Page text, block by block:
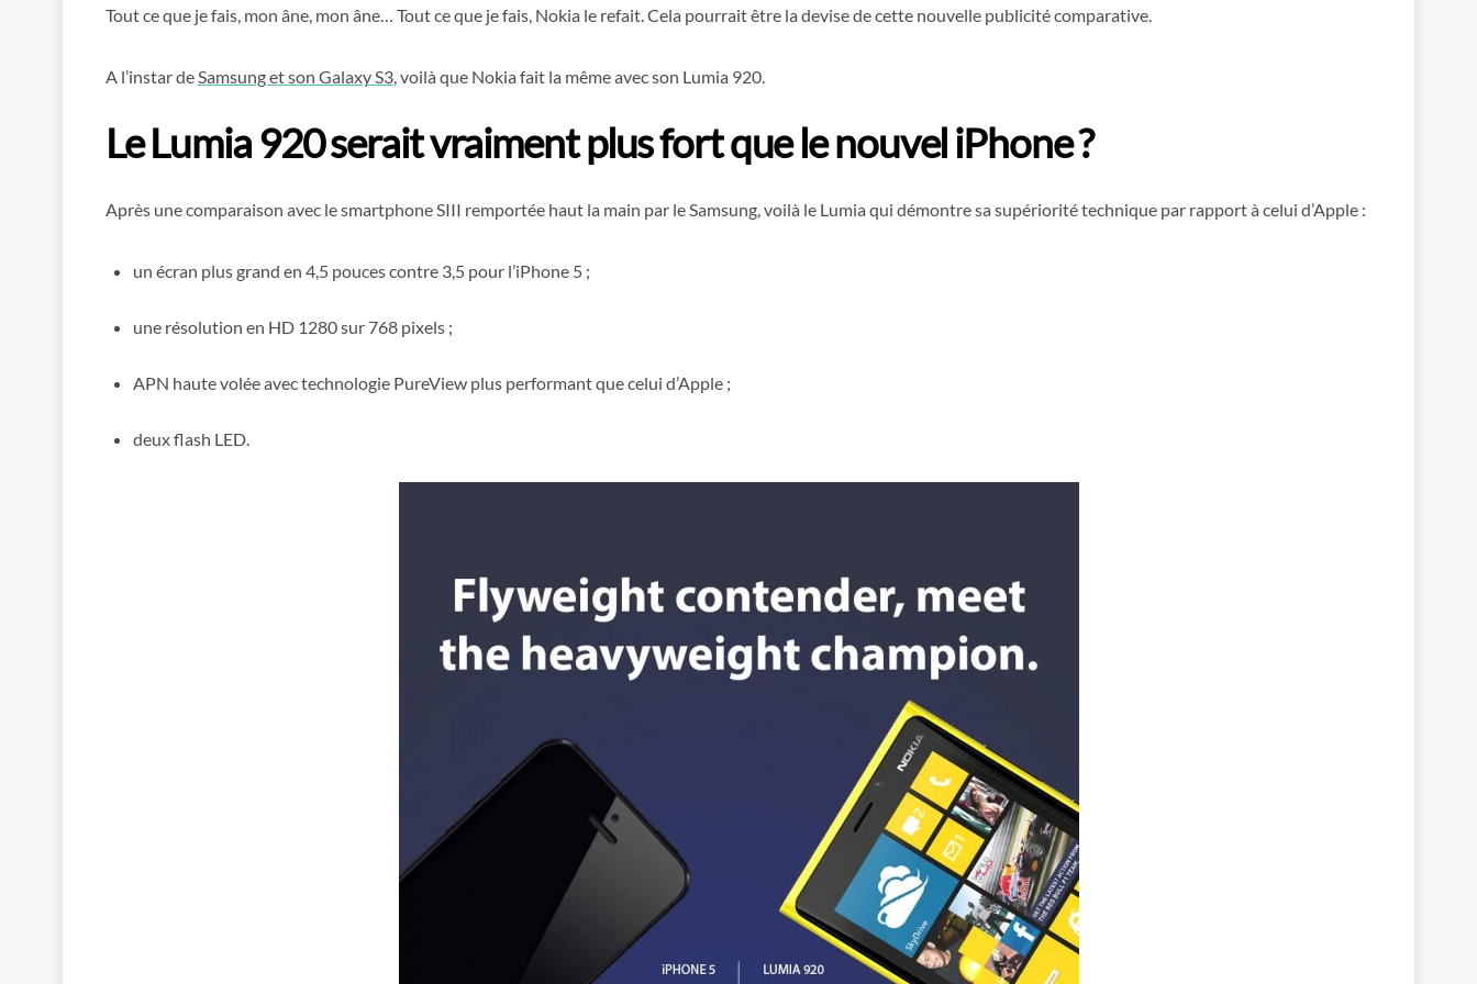
Tout ce que je fais, mon âne, mon âne… Tout ce que je fais, Nokia le refait. Cela pourrait être la devise de cette nouvelle publicité comparative.
A l’instar de Samsung et son Galaxy S3, voilà que Nokia fait la même avec son Lumia 920.
Le Lumia 920 serait vraiment plus fort que le nouvel iPhone ?
Après une comparaison avec le smartphone SIII remportée haut la main par le Samsung, voilà le Lumia qui démontre sa supériorité technique par rapport à celui d’Apple :
un écran plus grand en 4,5 pouces contre 3,5 pour l’iPhone 5 ;
une résolution en HD 1280 sur 768 pixels ;
APN haute volée avec technologie PureView plus performant que celui d’Apple ;
deux flash LED.